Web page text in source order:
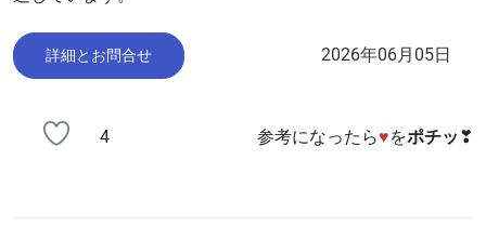
詳細とお問合せ 2026年06月05日
4 参考になったら♥をポチッ ❣